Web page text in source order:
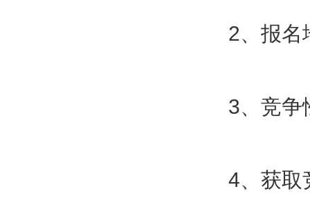
2、报名
3、竞争
4、获取